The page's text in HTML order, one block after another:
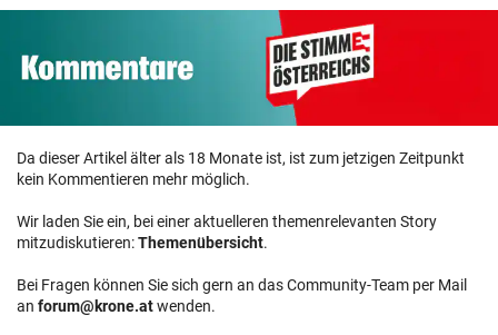
Da dieser Artikel älter als 18 Monate ist, ist zum jetzigen Zeitpunkt
kein Kommentieren mehr möglich.
Wir laden Sie ein, bei einer aktuelleren themenrelevanten Story
mitzudiskutieren:Themenübersicht.
Bei Fragen können Sie sich gern an das Community-Team per Mail
an forum@krone.atwenden.